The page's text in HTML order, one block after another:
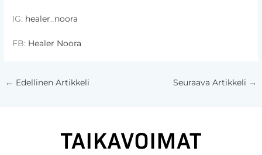
IG: healer_noora
FB: Healer Noora
← Edellinen Artikkeli Seuraava Artikkeli →